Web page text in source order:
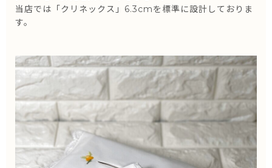
当店では「クリネックス」6.3cmを標準に設計しておりま
す。